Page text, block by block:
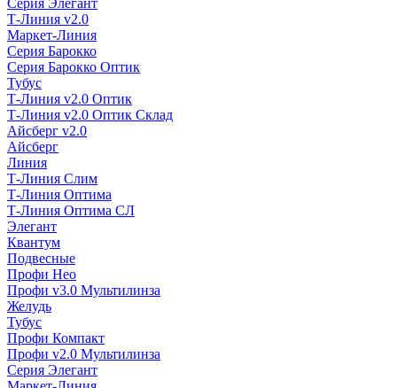
Серия Элегант
Т-Линия v2.0
Маркет-Линия
Серия Барокко
Серия Барокко Оптик
Тубус
Т-Линия v2.0 Оптик
Т-Линия v2.0 Оптик Склад
Айсберг v2.0
Айсберг
Линия
Т-Линия Слим
Т-Линия Оптима
Т-Линия Оптима СЛ
Элегант
Квантум
Подвесные
Профи Нео
Профи v3.0 Мультилинза
Желудь
Тубус
Профи Компакт
Профи v2.0 Мультилинза
Серия Элегант